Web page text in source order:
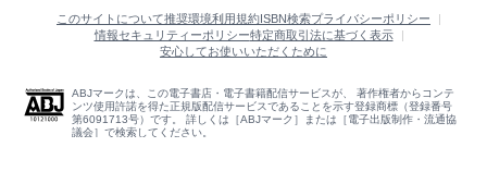
このサイトについて推奨環境利用規約ISBN検索プライバシーポリシー
情報セキュリティーポリシー特定商取引法に基づく表示
安心してお使いいただくために
ABJマークは、この電子書店・電子書籍配信サービスが、 著作権者からコンテ
ンツ使用許諾を得た正規版配信サービスであることを示す登録商標（登録番号
第6091713号）です。 詳しくは［ABJマーク］または［電子出版制作・流通協
議会］で検索してください。